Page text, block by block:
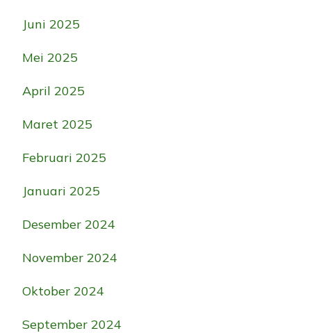
Juni 2025
Mei 2025
April 2025
Maret 2025
Februari 2025
Januari 2025
Desember 2024
November 2024
Oktober 2024
September 2024